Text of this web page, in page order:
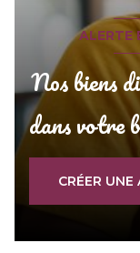
ALERTE
Nos biens
dans votre
CRÉER UNE